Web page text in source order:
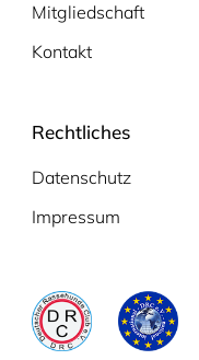
Mitgliedschaft
Kontakt
Rechtliches
Datenschutz
Impressum